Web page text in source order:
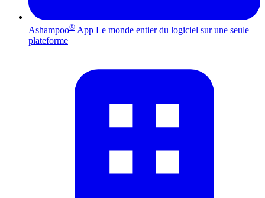
Ashampoo® App Le monde entier du logiciel sur une seule
plateforme